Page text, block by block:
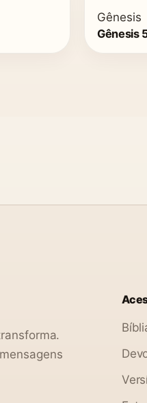
Gênesis
Gênesis